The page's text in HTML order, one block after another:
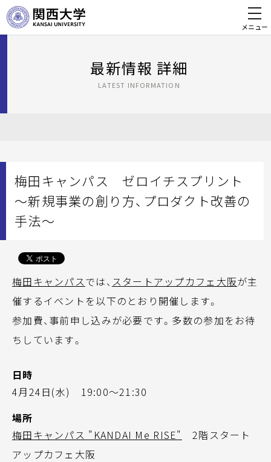
メニュー
最新情報 詳細
LATEST INFORMATION
梅田キャンパス ゼロイチスプリント
～新規事業の創り方、プロダクト改善の
手法～
梅田キャンパスでは、 スタートアップカフェ大阪が主
催するイベントを以下のとおり開催します。
参加費、事前申し込みが必要です。多数の参加をお待
ちしています。
日時
4月24日(水) 19:00～21:30
場所
梅田キャンパス "KANDAI Me RISE"
2階スタート
アップカフェ大阪